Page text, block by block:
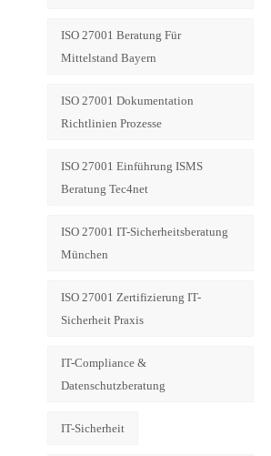
ISO 27001 Beratung Für
Mittelstand Bayern
ISO 27001 Dokumentation
Richtlinien Prozesse
ISO 27001 Einführung ISMS
Beratung Tec4net
ISO 27001 IT-Sicherheitsberatung
München
ISO 27001 Zertifizierung IT-
Sicherheit Praxis
IT-Compliance &
Datenschutzberatung
IT-Sicherheit